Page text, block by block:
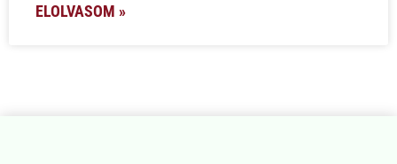
ELOLVASOM »